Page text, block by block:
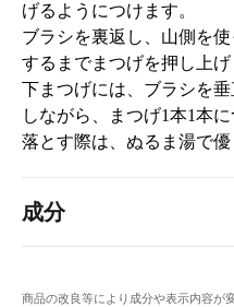
成分
商品の改良等により成分や表示内容が
げるようにつけます。
ブラシを裏返し、山側を
するまでまつげを押し上げ
下まつげには、ブラシを
しながら、まつげ1本1本に
落とす際は、ぬるま湯で優